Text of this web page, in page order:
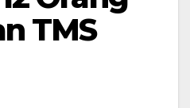
TMS